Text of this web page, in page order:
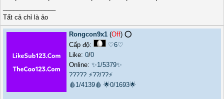
Tất cả chỉ là ảo
Rongcon9x1 (Off) ⭕️
Cấp độ:
♡6♡
Like: 0/0
Online: ✨1/5379✨
????? ⚡??/??⚡
🩸1/4139🩸 🌟0/1693🌟